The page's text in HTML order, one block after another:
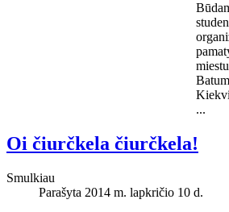
...
Oi čiurčkela čiurčkela!
Smulkiau
Parašyta 2014 m. lapkričio 10 d.